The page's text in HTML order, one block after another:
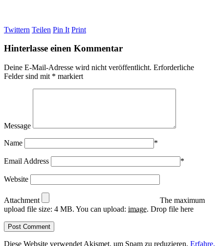
Twittern Teilen Pin It Print
Hinterlasse einen Kommentar
Deine E-Mail-Adresse wird nicht veröffentlicht. Erforderliche
Felder sind mit * markiert
Message
Name *
Email Address *
Website
Attachment
The maximum
upload file size: 4 MB. You can upload: image. Drop file here
Diese Website verwendet Akismet, um Spam zu reduzieren. Erfahre,